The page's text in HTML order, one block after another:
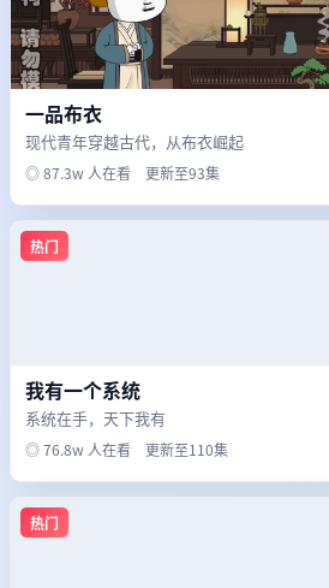
一品布衣
现代青年穿越古代，从布衣崛起
◎ 87.3w 人在看 更新至93集
热门
我有一个系统
系统在手，天下我有
◎ 76.8w 人在看 更新至110集
热门